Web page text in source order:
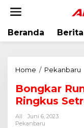
Beranda Berita
Home / Pekanbaru
Bongkar
Ringkus
All
Juni 6, 2023
Pekanbaru